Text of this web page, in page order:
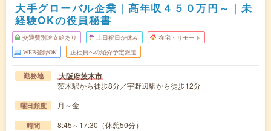
大手グローバル企業｜高年収４５０万円～｜未
経験OKの役員秘書
交通費別途支給あり 土日祝日が休み 在宅・リモート
WEB登録OK 正社員への紹介予定派遣
勤務地 大阪府茨木市
茨木駅から徒歩8分／宇野辺駅から徒歩12分
曜日頻度 月～金
時間 8:45～17:30（休憩50分）